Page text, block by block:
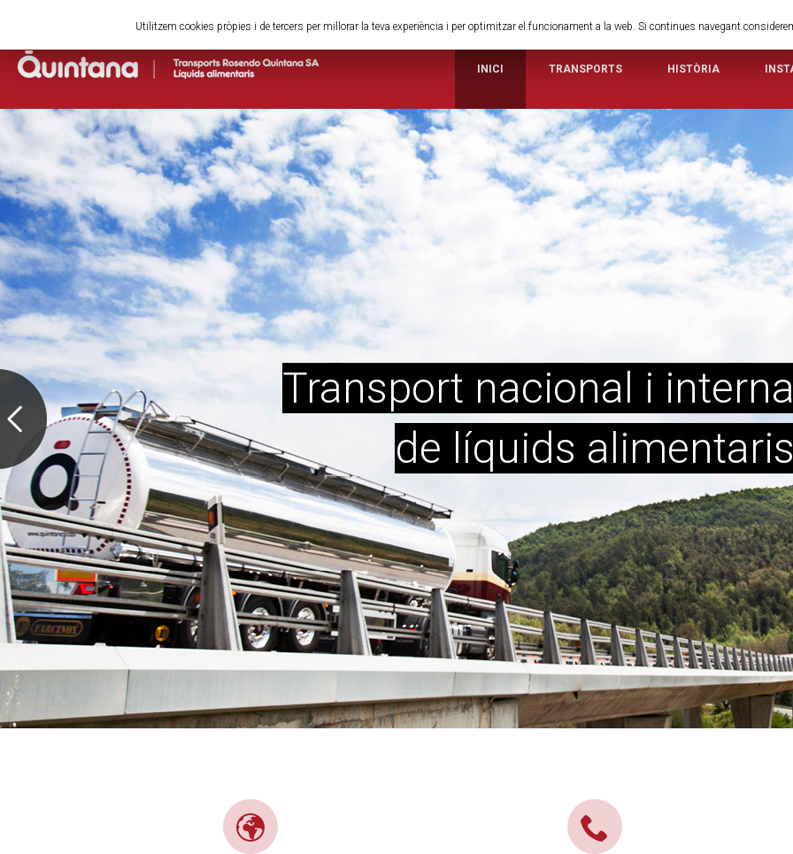
INICI TRANSPORTS HISTÒRIA
Transport nacional i
de líquids
Utilitzem cookies pròpies i de tercers per millorar la teva experiència i per optimitzar el funcionament a la web. Si continues navegant